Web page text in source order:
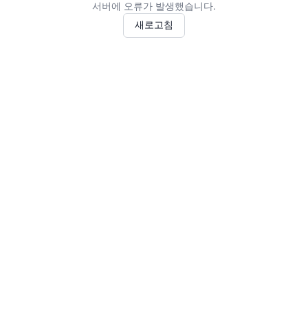
서버에 오류가 발생했습니다.
새로고침